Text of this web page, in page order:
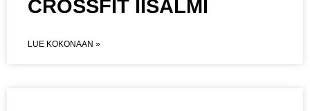
CROSSFIT IISALMI
LUE KOKONAAN »